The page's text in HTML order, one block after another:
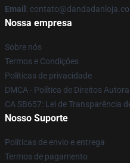
Email :
Nossa empresa
Sobre nós
Termos e Condições
Políticas de privacidade
DMCA - Política de Direitos
CA SB657: Lei de Transparência
Nosso Suporte
Políticas de envio e entrega
Termos de pagamento